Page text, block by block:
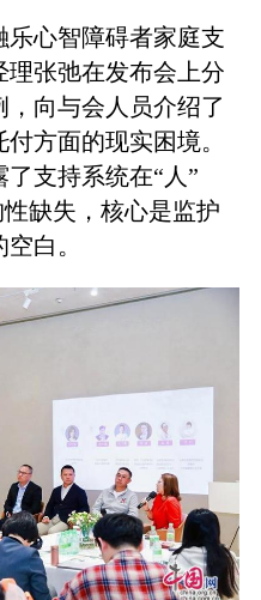
心智障碍者家庭支
张弛在发布会上分
向与会人员介绍了
方面的现实困境。
支持系统在“人”
缺失，核心是监护
白。